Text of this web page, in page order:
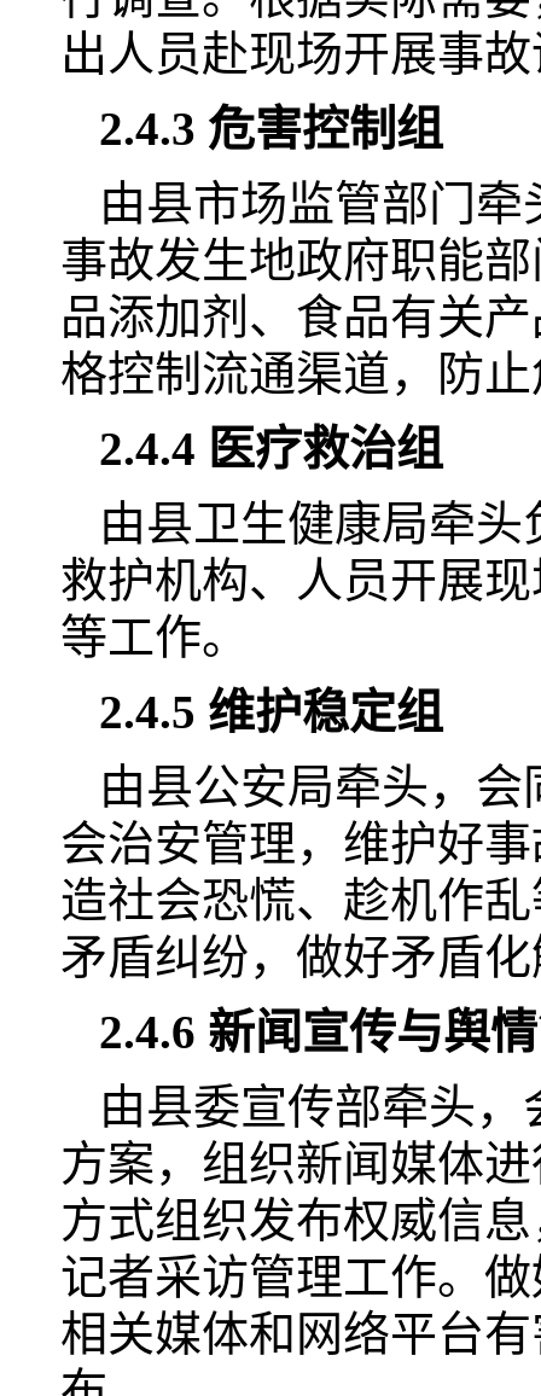
出人员赴现场开展事
2.4.3 危害控制组
由县市场监管部门
事故发生地政府职能
品添加剂、食品有关
格控制流通渠道，防
2.4.4 医疗救治组
由县卫生健康局牵
救护机构、人员开展
等工作。
2.4.5 维护稳定组
由县公安局牵头，
会治安管理，维护好
造社会恐慌、趁机作
矛盾纠纷，做好矛盾
2.4.6 新闻宣传与舆
由县委宣传部牵头
方案，组织新闻媒体
方式组织发布权威信
记者采访管理工作。
相关媒体和网络平台